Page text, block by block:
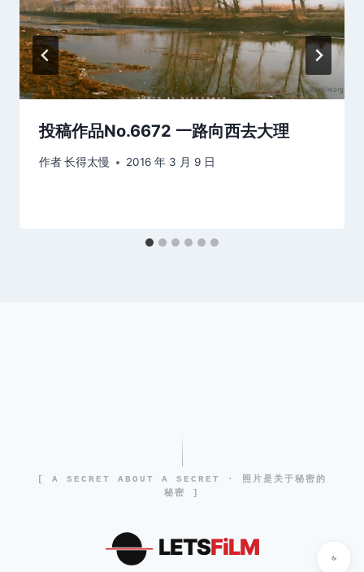
投稿作品No.6672 一路向西去大理
作者长得太慢 2016 年 3 月 9 日
[ A SECRET ABOUT A SECRET · 照片是关于秘密的
秘密 ]
LETSFiLM